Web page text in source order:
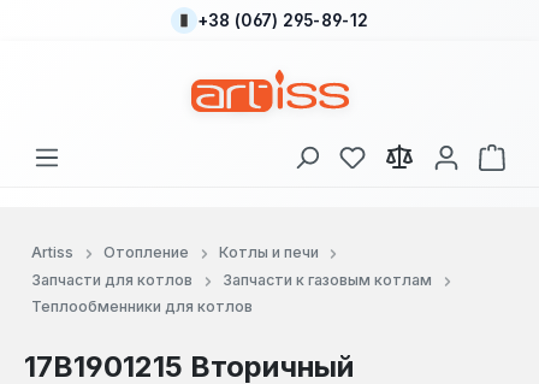
Перейти к основному содержанию
+38 (067) 295-89-12
У вас есть товары
В
Artiss Отопление
Котлы и печи
Запчасти для котлов
Запчасти к газовым котлам
Теплообменники для котлов
17B1901215 Вторичный